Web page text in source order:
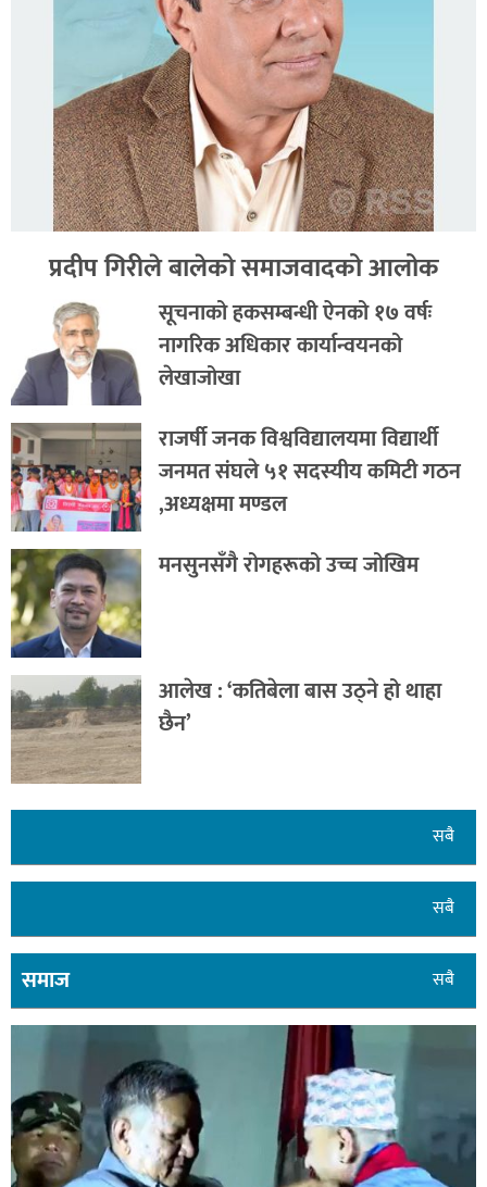
प्रदीप गिरीले बालेको समाजवादको आलोक
सूचनाको हकसम्बन्धी ऐनको १७ वर्षः
नागरिक अधिकार कार्यान्वयनको
लेखाजोखा
राजर्षी जनक विश्वविद्यालयमा विद्यार्थी
जनमत संघले ५१ सदस्यीय कमिटी गठन
,अध्यक्षमा मण्डल
मनसुनसँगै रोगहरूको उच्च जोखिम
आलेख : ‘कतिबेला बास उठ्ने हो थाहा
छैन’
सबै
सबै
समाज सबै